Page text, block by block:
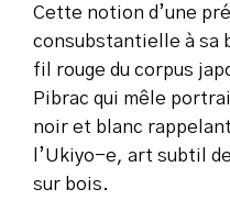
Cette notion d’une
consubstantielle à sa
fil rouge du corpus
Pibrac qui mêle
noir et blanc
l’Ukiyo-e, art subtil
sur bois.